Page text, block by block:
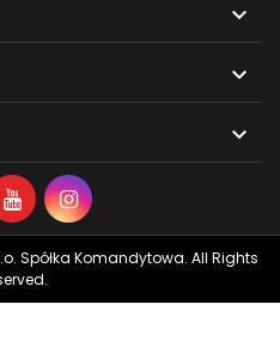



Spółka Komandytowa. All Rights